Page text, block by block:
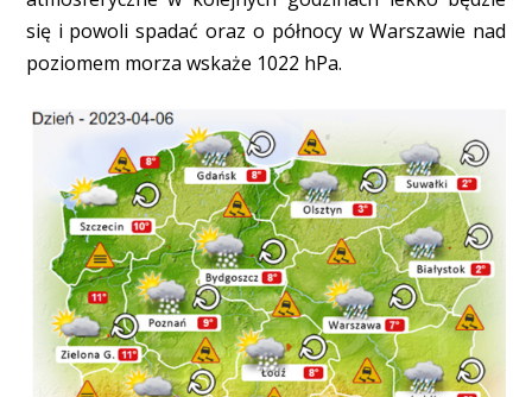
się i powoli spadać oraz o północy w Warszawie nad
poziomem morza wskaże 1022 hPa.